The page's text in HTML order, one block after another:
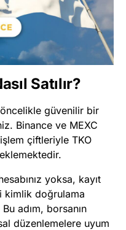
Satılır?
güvenilir bir
Binance ve MEXC
çiftleriyle TKO
yoksa, kayıt
kimlik doğrulama
adım, borsanın
düzenlemelere uyum